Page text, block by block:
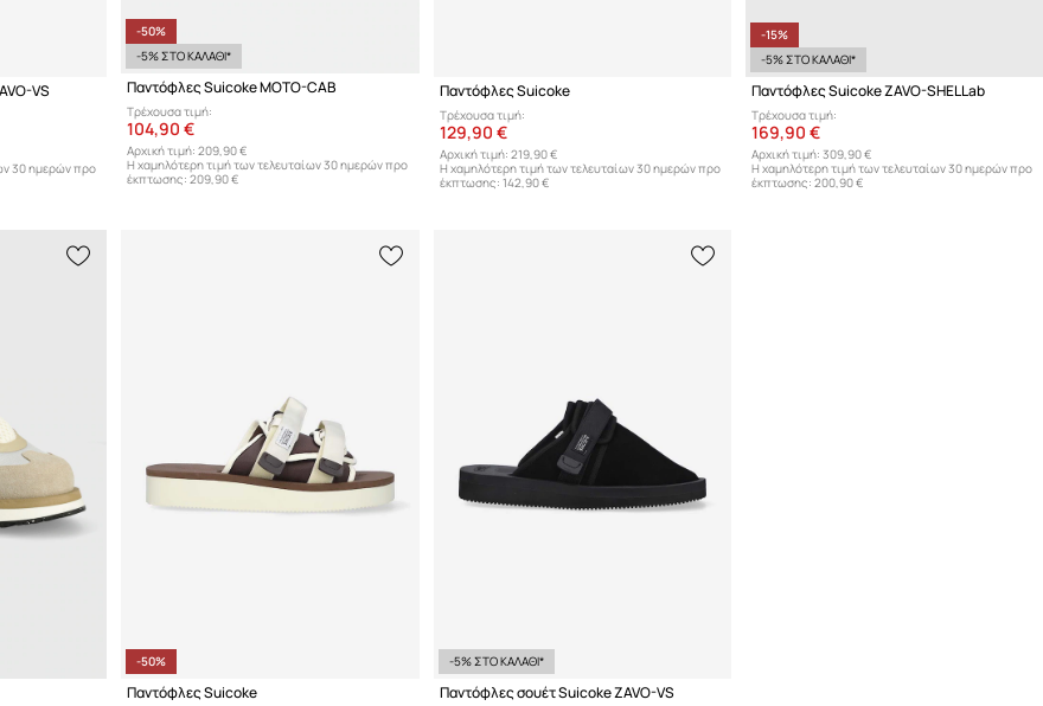
VS
30 ημερών προ
-50%
-5% ΣΤΟ ΚΑΛΑΘΙ*
Παντόφλες Suicoke MOTO-CAB
Τρέχουσα τιμή:
104,90 €
Αρχική τιμή: 209,90 €
Η χαμηλότερη τιμή των τελευταίων 30 ημερών προ
έκπτωσης: 209,90 €
Παντόφλες Suicoke
Τρέχουσα τιμή:
129,90 €
Αρχική τιμή: 219,90 €
Η χαμηλότερη τιμή των τελευταίων 30 ημερών προ
έκπτωσης: 142,90 €
-15%
-5% ΣΤΟ ΚΑΛΑΘΙ*
Παντόφλες Suicoke ZAVO-SHELLab
Τρέχουσα τιμή:
169,90 €
Αρχική τιμή: 309,90 €
Η χαμηλότερη τιμή των τελευταίων 30 ημερών προ
έκπτωσης: 200,90 €
-50%
Παντόφλες Suicoke
-5% ΣΤΟ ΚΑΛΑΘΙ*
Παντόφλες σουέτ Suicoke ZAVO-VS